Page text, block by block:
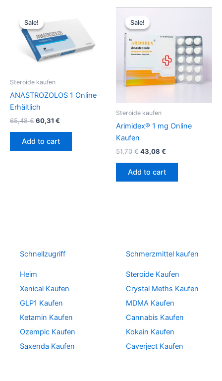
Sale!
Sale!
Steroide kaufen
ANASTROZOLOS 1 Online
Erhältlich
65,48€
price
was:
65,48 €.
60,31 €
60,31 €.
Add to cart
Sale!
Sale!
Steroide kaufen
Arimidex® 1 mg Online
Kaufen
51,70€
price
was:
51,70 €.
43,08 €
43,08 €.
Add to cart
Schnellzugriff
Heim
Xenical Kaufen
GLP1 Kaufen
Ketamin Kaufen
Ozempic Kaufen
Saxenda Kaufen
Schmerzmittel kaufen
Steroide Kaufen
Crystal Meths Kaufen
MDMA Kaufen
Cannabis Kaufen
Kokain Kaufen
Caverject Kaufen